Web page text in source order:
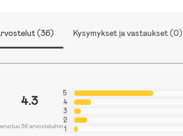
(36) Kysymykset ja vastaukset (0)
4.3
36 arvosteluihin
5
4
3
2
1